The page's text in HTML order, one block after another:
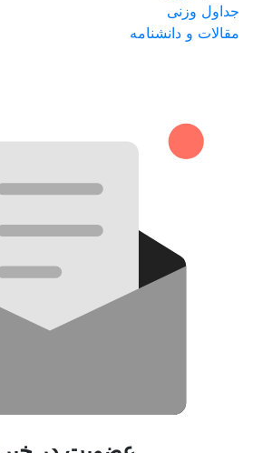
جداول وزنی
مقالات و دانشنامه